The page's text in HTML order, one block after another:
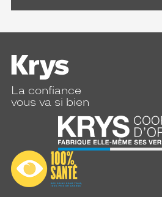
La confiance
vous va si bien